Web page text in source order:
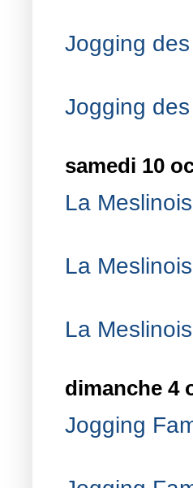
Jogging
Jogging
samedi 10
La
La
La
dimanche 4
Jogging